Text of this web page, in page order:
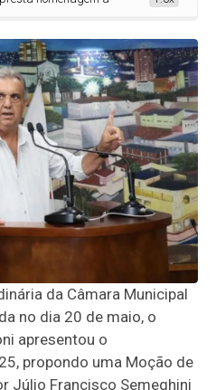
da Câmara Municipal
no dia 20 de maio, o
apresentou o
propondo uma Moção de
Júlio Francisco Semeghini